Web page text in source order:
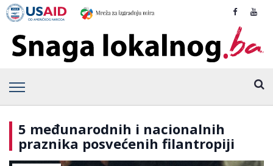
5 međunarodnih i nacionalnih
praznika posvećenih filantropiji